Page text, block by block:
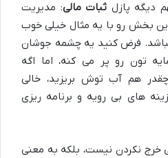
دیگه پازل ثبات مالی: مدیریت
بخش رو با یه مثال خیلی خوب
فرض کنید یه چشمه جوشان
تون رو پر می کنه، اما اگه
هم آب توش بریزید، خالی
های بی رویه و برنامه ریزی
خرج نکردن نیست، بلکه به معنی